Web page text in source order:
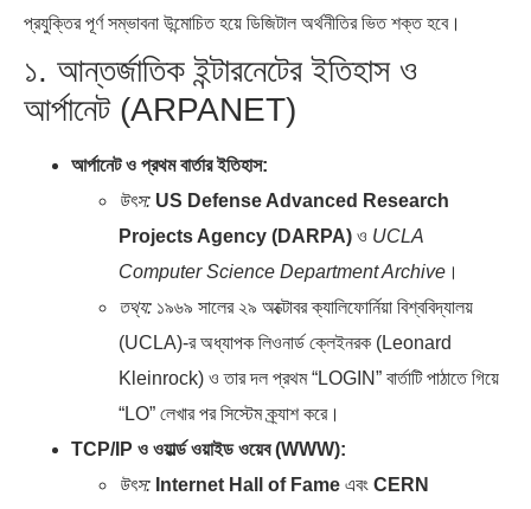
প্রযুক্তির পূর্ণ সম্ভাবনা উন্মোচিত হয়ে ডিজিটাল অর্থনীতির ভিত শক্ত হবে।
১. আন্তর্জাতিক ইন্টারনেটের ইতিহাস ও
আর্পানেট (ARPANET)
আর্পানেট ও প্রথম বার্তার ইতিহাস:
উৎস: US Defense Advanced Research
Projects Agency (DARPA) ও UCLA
Computer Science Department Archive ।
তথ্য: ১৯৬৯ সালের ২৯ অক্টোবর ক্যালিফোর্নিয়া বিশ্ববিদ্যালয়
(UCLA)-র অধ্যাপক লিওনার্ড ক্লেইনরক (Leonard
Kleinrock) ও তার দল প্রথম “LOGIN” বার্তাটি পাঠাতে গিয়ে
“LO” লেখার পর সিস্টেম ক্র্যাশ করে।
TCP/IP ও ওয়ার্ল্ড ওয়াইড ওয়েব (WWW):
উৎস: Internet Hall of Fame এবং CERN